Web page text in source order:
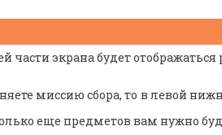
экрана будет отображаться
миссию сбора, то в левой
еще предметов вам нужно